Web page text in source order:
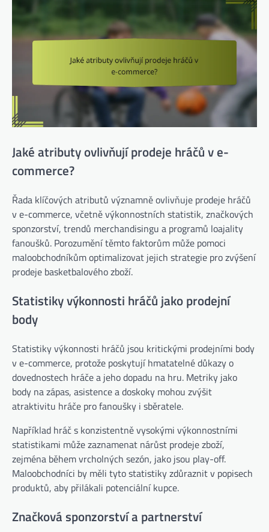
Jaké atributy ovlivňují prodeje hráčů v e-
commerce?
Řada klíčových atributů významně ovlivňuje prodeje hráčů
v e-commerce, včetně výkonnostních statistik, značkových
sponzorství, trendů merchandisingu a programů loajality
fanoušků. Porozumění těmto faktorům může pomoci
maloobchodníkům optimalizovat jejich strategie pro zvýšení
prodeje basketbalového zboží.
Statistiky výkonnosti hráčů jako prodejní
body
Statistiky výkonnosti hráčů jsou kritickými prodejními body
v e-commerce, protože poskytují hmatatelné důkazy o
dovednostech hráče a jeho dopadu na hru. Metriky jako
body na zápas, asistence a doskoky mohou zvýšit
atraktivitu hráče pro fanoušky i sběratele.
Například hráč s konzistentně vysokými výkonnostními
statistikami může zaznamenat nárůst prodeje zboží,
zejména během vrcholných sezón, jako jsou play-off.
Maloobchodníci by měli tyto statistiky zdůraznit v popisech
produktů, aby přilákali potenciální kupce.
Značková sponzorství a partnerství